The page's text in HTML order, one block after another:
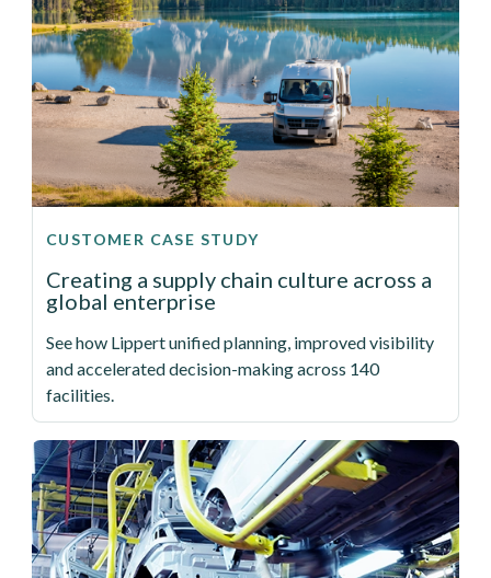
Creating a supply chain culture across a
global enterprise
See how Lippert unified planning, improved visibility
and accelerated decision-making across 140
facilities.
CUSTOMER CASE STUDY